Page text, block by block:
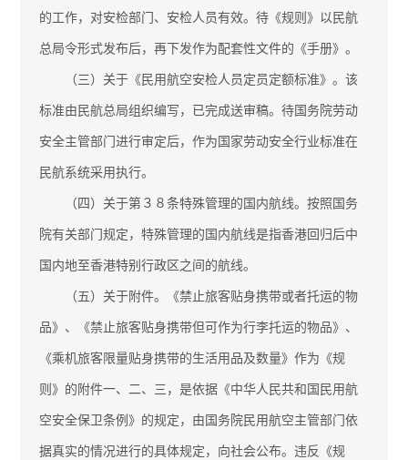
的工作，对安检部门、安检人员有效。待《规则》以民航
总局令形式发布后，再下发作为配套性文件的《手册》。
（三）关于《民用航空安检人员定员定额标准》。该
标准由民航总局组织编写，已完成送审稿。待国务院劳动
安全主管部门进行审定后，作为国家劳动安全行业标准在
民航系统采用执行。
（四）关于第３８条特殊管理的国内航线。按照国务
院有关部门规定，特殊管理的国内航线是指香港回归后中
国内地至香港特别行政区之间的航线。
（五）关于附件。《禁止旅客贴身携带或者托运的物
品》、《禁止旅客贴身携带但可作为行李托运的物品》、
《乘机旅客限量贴身携带的生活用品及数量》作为《规
则》的附件一、二、三，是依据《中华人民共和国民用航
空安全保卫条例》的规定，由国务院民用航空主管部门依
据真实的情况进行的具体规定，向社会公布。违反《规